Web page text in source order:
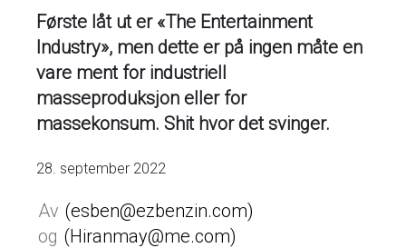
Første låt ut er «The Entertainment
Industry», men dette er på ingen måte en
vare ment for industriell
masseproduksjon eller for
massekonsum. Shit hvor det svinger.
28. september 2022
esben@ezbenzin.com
Hiranmay@me.com